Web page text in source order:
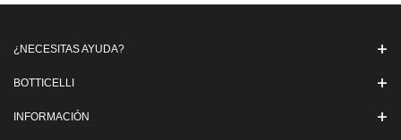
¿NECESITAS AYUDA?
BOTTICELLI
INFORMACIÓN